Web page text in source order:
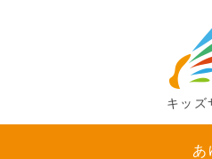
キッズ
あ